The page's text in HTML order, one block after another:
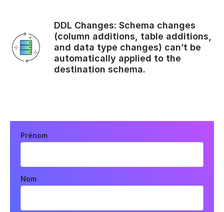
DDL Changes: Schema changes
(column additions, table additions,
and data type changes) can’t be
automatically applied to the
destination schema.
Prénom
Nom